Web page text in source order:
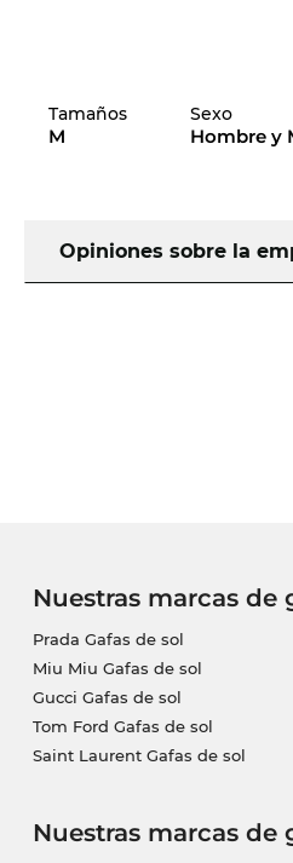
Tamaños
M
Sexo
Hombre y
Opiniones sobre la
Nuestras marcas de
Prada Gafas de sol
Miu Miu Gafas de sol
Gucci Gafas de sol
Tom Ford Gafas de sol
Saint Laurent Gafas de sol
Nuestras marcas de